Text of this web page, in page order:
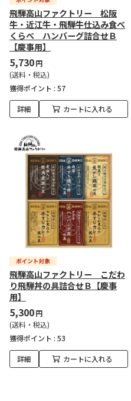
飛騨高山ファクトリー 松阪
牛・近江牛・飛騨牛仕込み食べ
くらべ ハンバーグ詰合せＢ
【慶事用】
5,730円
(送料・税込)
獲得ポイント : 57
詳細 カートに入れる
飛騨高山ファクトリー こだわ
り飛騨丼の具詰合せＢ【慶事
用】
5,300円
(送料・税込)
獲得ポイント : 53
詳細 カートに入れる